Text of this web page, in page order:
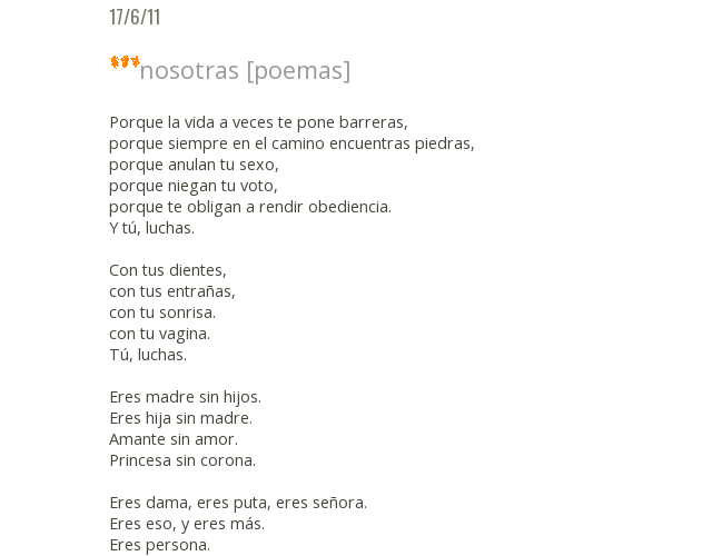
17/6/11
nosotras [poemas]
Porque la vida a veces te pone barreras,
porque siempre en el camino encuentras piedras,
porque anulan tu sexo,
porque niegan tu voto,
porque te obligan a rendir obediencia.
Y tú, luchas.
Con tus dientes,
con tus entrañas,
con tu sonrisa.
con tu vagina.
Tú, luchas.
Eres madre sin hijos.
Eres hija sin madre.
Amante sin amor.
Princesa sin corona.
Eres dama, eres puta, eres señora.
Eres eso, y eres más.
Eres persona.